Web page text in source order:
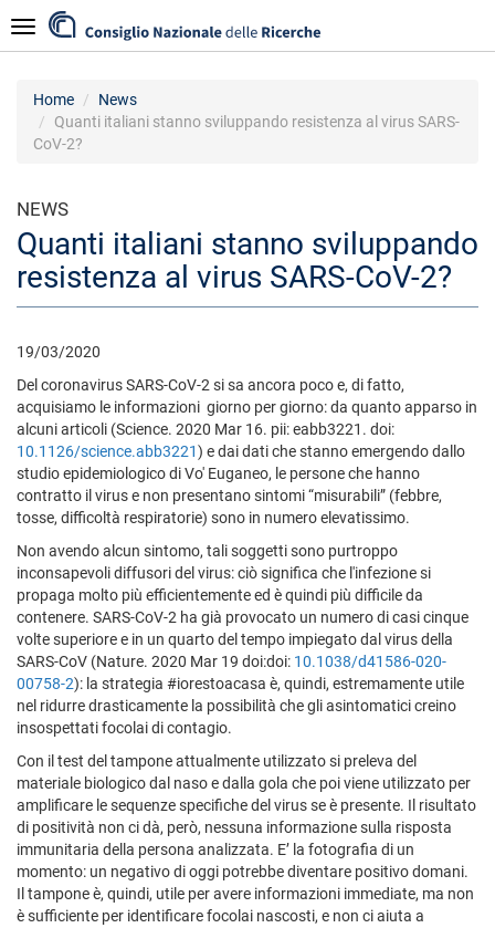
al
contenuto
Navigazione
Home
News
Quanti italiani stanno sviluppando resistenza al virus SARS-
CoV-2?
NEWS
Quanti italiani stanno sviluppando
resistenza al virus SARS-CoV-2?
19/03/2020
Del coronavirus SARS-CoV-2 si sa ancora poco e, di fatto,
acquisiamo le informazioni giorno per giorno: da quanto apparso in
alcuni articoli (Science. 2020 Mar 16. pii: eabb3221. doi:
10.1126/science.abb3221) e dai dati che stanno emergendo dallo
studio epidemiologico di Vo' Euganeo, le persone che hanno
contratto il virus e non presentano sintomi “misurabili” (febbre,
tosse, difficoltà respiratorie) sono in numero elevatissimo.
Non avendo alcun sintomo, tali soggetti sono purtroppo
inconsapevoli diffusori del virus: ciò significa che l'infezione si
propaga molto più efficientemente ed è quindi più difficile da
contenere. SARS-CoV-2 ha già provocato un numero di casi cinque
volte superiore e in un quarto del tempo impiegato dal virus della
SARS-CoV (Nature. 2020 Mar 19 doi:doi: 10.1038/d41586-020-
00758-2): la strategia #iorestoacasa è, quindi, estremamente utile
nel ridurre drasticamente la possibilità che gli asintomatici creino
insospettati focolai di contagio.
Con il test del tampone attualmente utilizzato si preleva del
materiale biologico dal naso e dalla gola che poi viene utilizzato per
amplificare le sequenze specifiche del virus se è presente. Il risultato
di positività non ci dà, però, nessuna informazione sulla risposta
immunitaria della persona analizzata. E’ la fotografia di un
momento: un negativo di oggi potrebbe diventare positivo domani.
Il tampone è, quindi, utile per avere informazioni immediate, ma non
è sufficiente per identificare focolai nascosti, e non ci aiuta a